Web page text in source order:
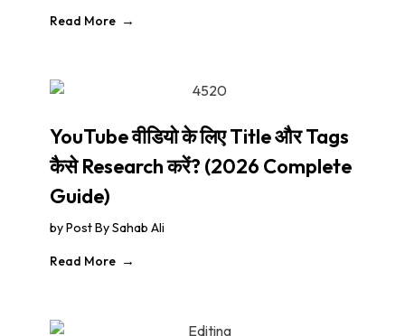
Read More
YouTube वीडियो के लिए Title और Tags
कैसे Research करें? (2026 Complete
Guide)
byPost By Sahab Ali
Read More